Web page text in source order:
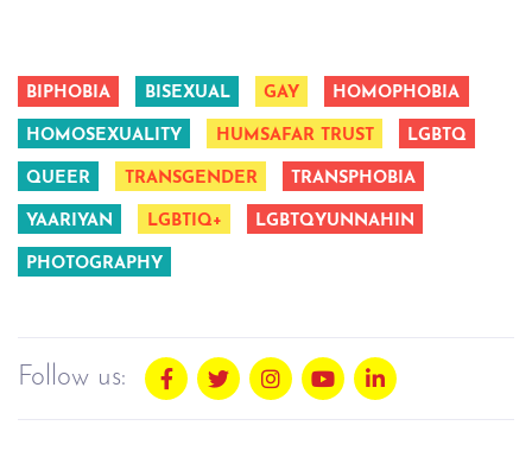
BIPHOBIA BISEXUAL GAY HOMOPHOBIA
HOMOSEXUALITY HUMSAFAR TRUST LGBTQ
QUEER TRANSGENDER TRANSPHOBIA
YAARIYAN LGBTIQ+ LGBTQYUNNAHIN
PHOTOGRAPHY
Follow us: